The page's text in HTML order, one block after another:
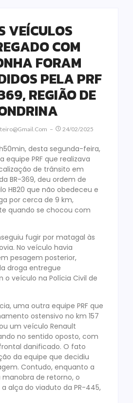
VEÍCULOS
COM
FORAM
PELA PRF
REGIÃO DE
24/02/2025
desta segunda-feira,
equipe PRF que realizava
de trânsito em
BR-369, deu ordem de
HB20 que não obedeceu e
por cerca de 9 km,
quando se chocou com
fugir por matagal às
No veículo havia
pesagem posterior,
droga entregue
veículo na Polícia Civil de
uma outra equipe PRF que
ostensivo no km 157
um veículo Renault
no sentido oposto, com
danificado. O fato
da equipe que decidiu
Contudo, enquanto a
de retorno, o
alça do viaduto da PR-445,